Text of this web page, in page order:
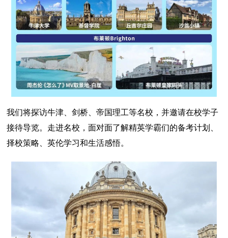
我们将探访牛津、剑桥、帝国理工等名校，并邀请在校学子
接待导览。走进名校，面对面了解精英学霸们的备考计划、
择校策略、英伦学习和生活感悟。